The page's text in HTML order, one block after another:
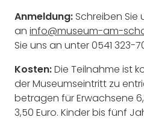
Anmeldung: Schreiben Sie
an info@museum-am-
Sie uns an unter 0541 323-
Kosten:Die Teilnahme ist
der Museumseintritt zu
betragen für Erwachsene
3,50 Euro. Kinder bis fünf